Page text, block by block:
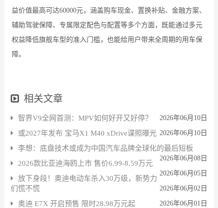
益价值最高可达60000元，涵盖购车现金、置换补贴、金融方案、
辅助驾驶保障、专属限定配色与配置等多个方面，既能通过多元
权益降低旗舰车型的准入门槛，也能给用户带来全周期的用车保
障。
相关文章
智界V9全网首测：MPV如何好开又好停？ 2026年06月10日
或2027年发布 宝马X1 M40 xDrive谍照曝光 2026年06月10日
李想：底盘技术或成为中国汽车品牌全球化的最后短板
2026年06月08日
2026款比亚迪海鸥上市 售价6.99-8.59万元
2026年06月05日
放下身段！奥迪电动车杀入30万级，新势力
们慌不慌
2026年06月02日
奥迪 E7X 开启预售 限时28.98万元起 2026年06月01日